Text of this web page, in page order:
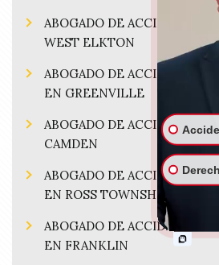
ABOGADO DE ACCIDENTE
WEST ELKTON
ABOGADO DE ACCIDENTES
EN GREENVILLE
ABOGADO DE ACCIDENTE
CAMDEN
ABOGADO DE ACCIDENTES
EN ROSS TOWNSHIP
ABOGADO DE ACCIDENTES
EN FRANKLIN